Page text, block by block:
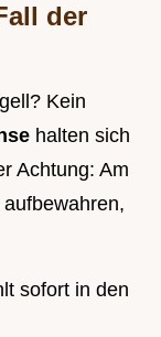
der
Kein
halten sich
Achtung: Am
sofort in den